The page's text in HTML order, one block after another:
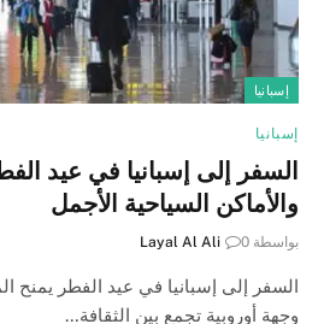
إسبانيا
إسبانيا
والأماكن السياحية الأجمل
بواسطة Layal Al Ali 0
السفر إلى إسبانيا في عيد الفطر يمنح
وجهة أوروبية تجمع بين الثقافة…